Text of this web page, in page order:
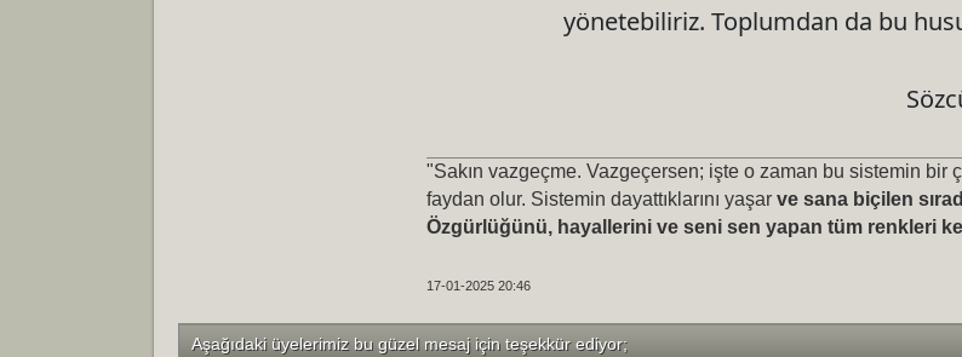
yönetebiliriz. Toplumdan da bu
"Sakın vazgeçme. Vazgeçersen; işte o zaman bu sistemin
faydan olur. Sistemin dayattıklarını yaşar ve sana biçilen
Özgürlüğünü, hayallerini ve seni sen yapan tüm renkleri
17-01-2025 20:46
Aşağıdaki üyelerimiz bu güzel mesaj için teşekkür ediyor;